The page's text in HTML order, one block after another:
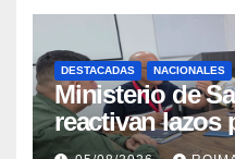
DESTACADAS NACIONALES
Ministerio de
reactivan lazos
epidemiológica